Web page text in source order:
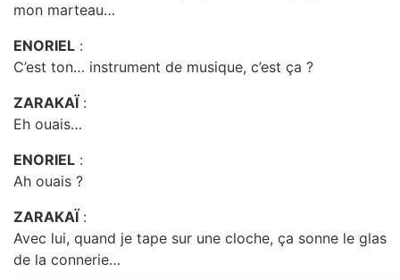
mon marteau…
ENORIEL :
C’est ton… instrument de musique, c’est ça ?
ZARAKAÏ :
Eh ouais…
ENORIEL :
Ah ouais ?
ZARAKAÏ :
Avec lui, quand je tape sur une cloche, ça sonne le glas
de la connerie…